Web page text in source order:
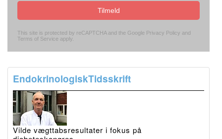
Tilmeld
This site is protected by reCAPTCHA and the Google Privacy Policy and
Terms of Service apply.
EndokrinologiskTidsskrift
Vilde vægttabsresultater i fokus på